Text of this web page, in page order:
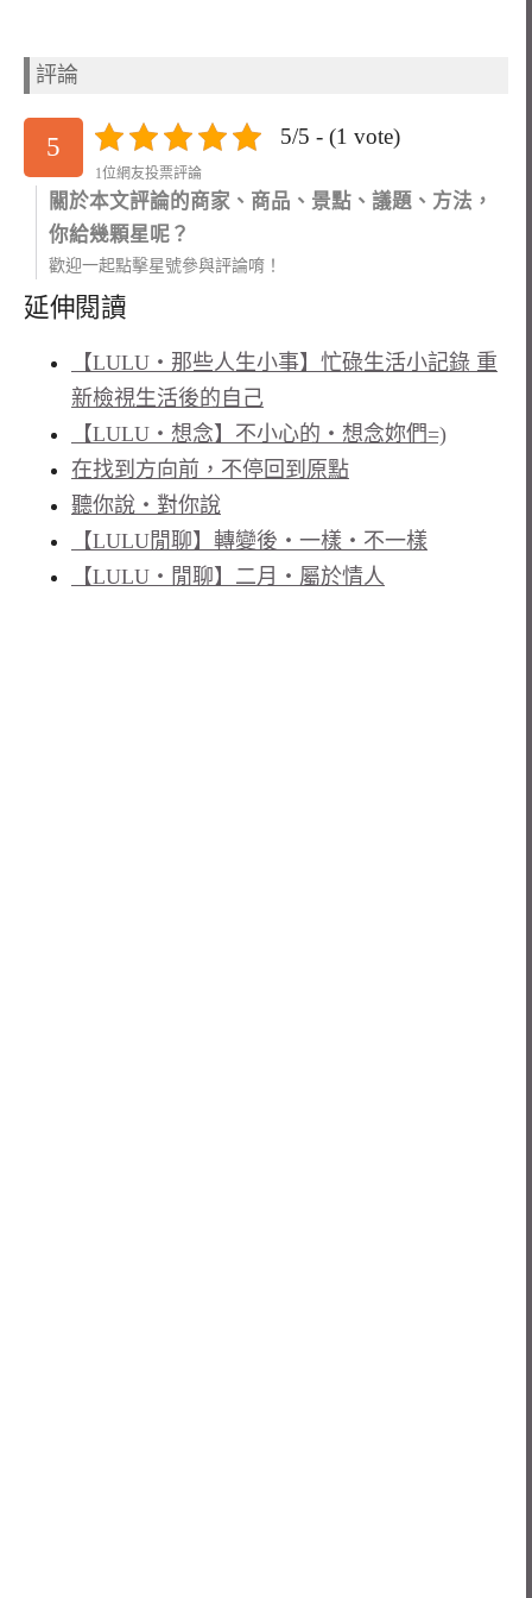
評論
5 5/5 - (1 vote)
1位網友投票評論
關於本文評論的商家、商品、景點、議題、方法，
你給幾顆星呢？
歡迎一起點擊星號參與評論唷！
延伸閱讀
【LULU‧那些人生小事】忙碌生活小記錄 重
新檢視生活後的自己
【LULU‧想念】不小心的‧想念妳們=)
在找到方向前，不停回到原點
聽你說‧對你說
【LULU閒聊】轉變後‧一樣‧不一樣
【LULU‧閒聊】二月‧屬於情人